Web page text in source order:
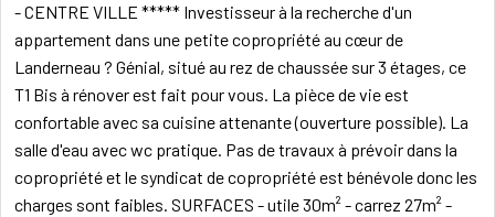
- CENTRE VILLE ***** Investisseur à la recherche d'un
appartement dans une petite copropriété au cœur de
Landerneau ? Génial, situé au rez de chaussée sur 3 étages, ce
T1 Bis à rénover est fait pour vous. La pièce de vie est
confortable avec sa cuisine attenante (ouverture possible). La
salle d'eau avec wc pratique. Pas de travaux à prévoir dans la
copropriété et le syndicat de copropriété est bénévole donc les
charges sont faibles. SURFACES - utile 30m² - carrez 27m² -